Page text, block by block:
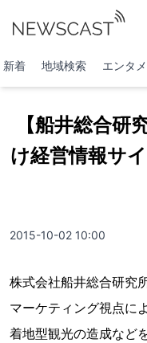
新着 地域検索 エンタメ
【船井総合研
け経営情報サ
2015-10-02 10:00
株式会社船井総合研究
マーケティング視点に
着地型観光の造成など